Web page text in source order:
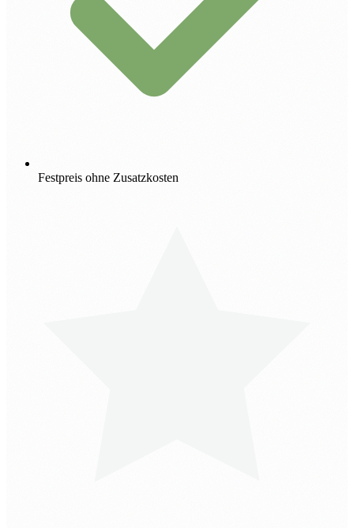
Festpreis ohne Zusatzkosten